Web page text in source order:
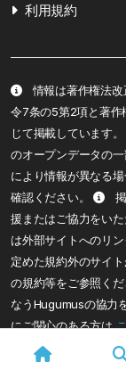
利用規約
情報は著作権法
令7条の5第2項と著作
じて掲載しています
のオープンデータの
により情報が異なる
確認ください。
援またはご協力をい
は外部サイトへのリ
定めた規約外のサイ
の規約等をご参照くだ
なうHugumusの協力
にご関心のある方は